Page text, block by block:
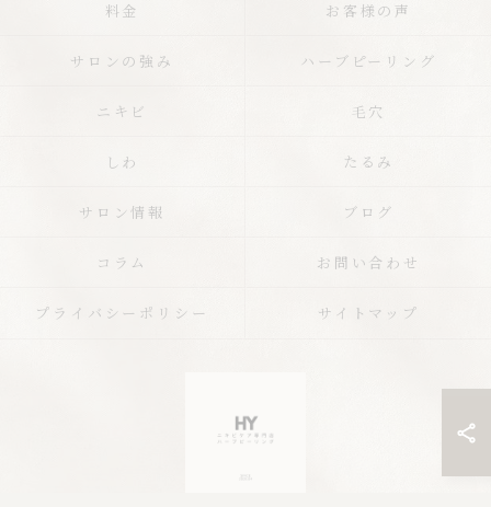
料金 お客様の声
サロンの強み ハーブピーリング
ニキビ 毛穴
しわ たるみ
サロン情報 ブログ
コラム お問い合わせ
プライバシーポリシー サイトマップ